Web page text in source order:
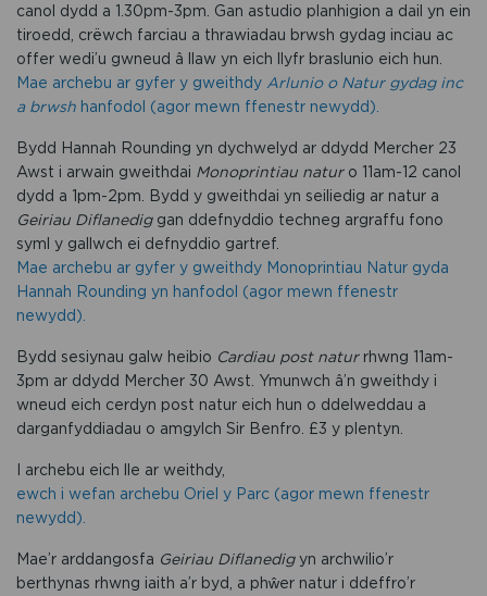
canol dydd a 1.30pm-3pm. Gan astudio planhigion a dail yn ein
tiroedd, crëwch farciau a thrawiadau brwsh gydag inciau ac
offer wedi’u gwneud â llaw yn eich llyfr braslunio eich hun.
Mae archebu ar gyfer y gweithdy Arlunio o Natur gydag inc
a brwsh hanfodol (agor mewn ffenestr newydd).
Bydd Hannah Rounding yn dychwelyd ar ddydd Mercher 23
Awst i arwain gweithdai Monoprintiau natur o 11am-12 canol
dydd a 1pm-2pm. Bydd y gweithdai yn seiliedig ar natur a
Geiriau Diflanediggan ddefnyddio techneg argraffu fono
syml y gallwch ei defnyddio gartref.
Mae archebu ar gyfer y gweithdy Monoprintiau Natur gyda
Hannah Rounding yn hanfodol (agor mewn ffenestr
newydd).
Bydd sesiynau galw heibio Cardiau post naturrhwng 11am-
3pm ar ddydd Mercher 30 Awst. Ymunwch â’n gweithdy i
wneud eich cerdyn post natur eich hun o ddelweddau a
darganfyddiadau o amgylch Sir Benfro. £3 y plentyn.
I archebu eich lle ar weithdy,
ewch i wefan archebu Oriel y Parc (agor mewn ffenestr
newydd).
Mae’r arddangosfa Geiriau Diflanedigyn archwilio’r
berthynas rhwng iaith a’r byd, a phŵer natur i ddeffro’r